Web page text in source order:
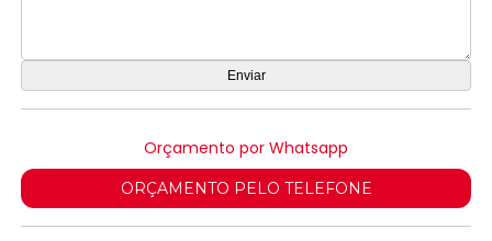
Orçamento por Whatsapp
ORÇAMENTO PELO TELEFONE